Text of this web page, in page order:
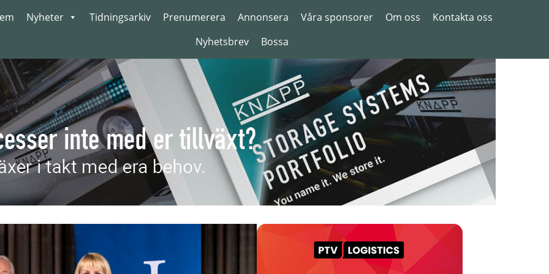
Nyheter Tidningsarkiv Prenumerera Annonsera Våra sponsorer Om oss
Kontakta oss
Nyhetsbrev
Bossa